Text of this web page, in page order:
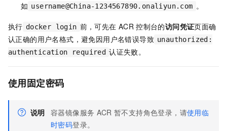
如 username@China-1234567890.onaliyun.com 。
执行 docker login 前，可先在 ACR 控制台的访问凭证页面确
认正确的用户名格式，避免因用户名错误导致 unauthorized:
authentication required 认证失败。
使用固定密码
说明 容器镜像服务 ACR 暂不支持角色登录，请使用临
时密码登录。